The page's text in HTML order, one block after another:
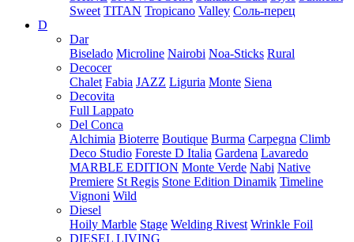
Sweet TITAN Tropicano Valley Соль-перец
D
Dar
Biselado Microline Nairobi Noa-Sticks Rural
Decocer
Chalet Fabia JAZZ Liguria Monte Siena
Decovita
Full Lappato
Del Conca
Alchimia Bioterre Boutique Burma Carpegna Climb
Deco Studio Foreste D Italia Gardena Lavaredo
MARBLE EDITION Monte Verde Nabi Native
Premiere St Regis Stone Edition Dinamik Timeline
Vignoni Wild
Diesel
Hoily Marble Stage Welding Rivest Wrinkle Foil
DIESEL LIVING